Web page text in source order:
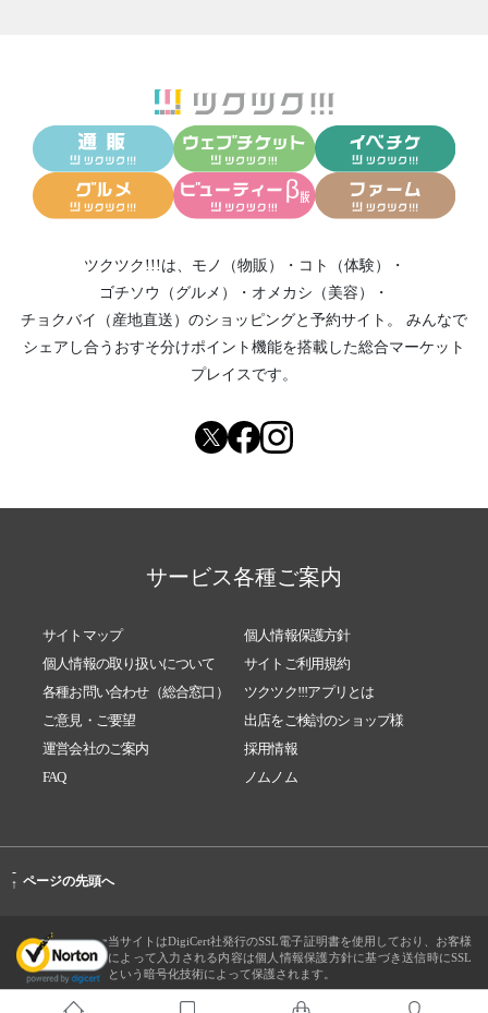
ツクツク!!!は、 モノ（物販） ・ コト（体験）
・
ゴチソウ（グルメ）
・ オメカシ（美容）
・
チョクバイ（産地直送） のショッピングと予約サイト。
みんなで
シェアし合う おすそ分けポイント機能を搭載した総合マーケット
プレイスです。
サービス各種ご案内
サイトマップ
個人情報保護方針
個人情報の取り扱いについて
サイトご利用規約
各種お問い合わせ（総合窓口）
ツクツク!!!アプリとは
ご意見・ご要望
出店をご検討のショップ様
運営会社のご案内
採用情報
FAQ
ノムノム
-
↑ ページの先頭へ
当サイトはDigiCert社発行のSSL電子証明書を使用しており、お客様
によって入力される内容は個人情報保護方針に基づき送信時にSSL
という暗号化技術によって保護されます。